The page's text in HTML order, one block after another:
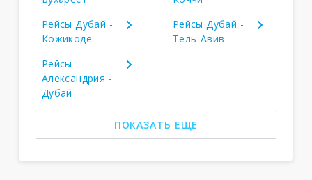
Рейсы Дубай -
Кожикоде
Рейсы Дубай -
Тель-Авив
Рейсы
Александрия -
Дубай
ПОКАЗАТЬ ЕЩЕ